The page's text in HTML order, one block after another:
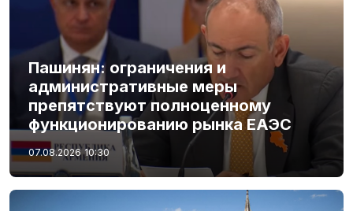
Пашинян: ограничения и
административные меры
препятствуют полноценному
функционированию рынка ЕАЭС
07.08.2026 10:30